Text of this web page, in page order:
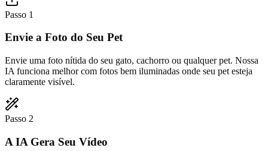
Passo 1
Envie a Foto do Seu Pet
Envie uma foto nítida do seu gato, cachorro ou qualquer pet. Nossa
IA funciona melhor com fotos bem iluminadas onde seu pet esteja
claramente visível.
Passo 2
A IA Gera Seu Vídeo